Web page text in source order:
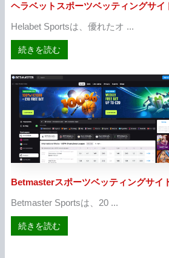
ヘラベットスポーツベッティングサイ
Helabet Sportsは、優れたオ ...
続きを読むabout ヘラベットスポーツベ
Betmasterスポーツベッティングサイ
Betmaster Sportsは、20 ...
続きを読むabout Betmasterスポーツベ